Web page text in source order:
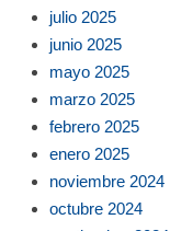
julio 2025
junio 2025
mayo 2025
marzo 2025
febrero 2025
enero 2025
noviembre 2024
octubre 2024